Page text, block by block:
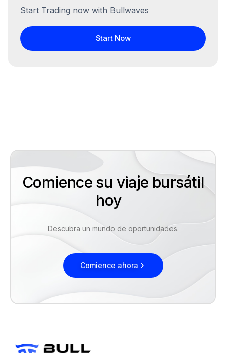
Start Trading now with Bullwaves
Start Now
Comience su viaje bursátil
hoy
Descubra un mundo de oportunidades.
Comience ahora